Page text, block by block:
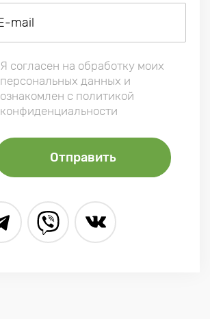
Я согласен на обработку моих
персональных данных и
ознакомлен с политикой
конфиденциальности